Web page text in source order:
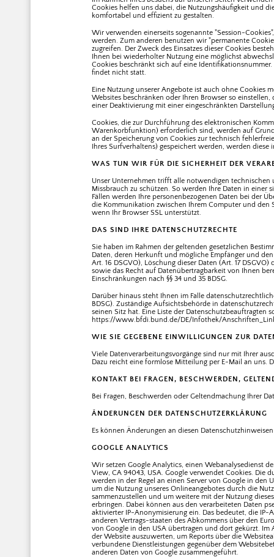
Cookies helfen uns dabei, die Nutzungshäufigkeit und
komfortabel und effizient zu gestalten.
Wir verwenden einerseits sogenannte "Session-
werden. Zum anderen benutzen wir "permanente
zugreifen. Der Zweck des Einsatzes dieser Cookies
Ihnen bei wiederholter Nutzung eine möglichst
Cookies beschränkt sich auf eine
findet nicht statt.
Eine Nutzung unserer Angebote ist auch ohne Cookies
Websites beschränken oder Ihren Browser so
einer Deaktivierung mit einer eingeschränkten
Cookies, die zur Durchführung des elektronischen
Warenkorbfunktion) erforderlich sind, werden auf
an der Speicherung von Cookies zur technisch
Ihres Surfverhaltens) gespeichert werden, werden
WAS TUN WIR FÜR DIE SICHERHEIT DER
Unser Unternehmen trifft alle notwendigen technischen
Missbrauch zu schützen. So werden Ihre Daten in
Fällen werden Ihre personenbezogenen Daten bei der
die Kommunikation zwischen Ihrem Computer und den
wenn Ihr Browser SSL unterstützt.
DAS SIND IHRE DATENSCHUTZRECHTE
Sie haben im Rahmen der geltenden gesetzlichen
Daten, deren Herkunft und mögliche Empfänger und
Art. 16 DSGVO), Löschung dieser Daten (Art. 17
sowie das Recht auf Datenübertragbarkeit von Ihnen
Einschränkungen nach §§ 34 und 35 BDSG.
Darüber hinaus steht Ihnen im Falle
BDSG). Zuständige Aufsichtsbehörde in
seinen Sitz hat. Eine Liste der
https://www.bfdi.bund.de/DE/Infothek/
WIE SIE GEGEBENE EINWILLIGUNGEN ZUR
Viele Datenverarbeitungsvorgänge sind nur mit Ihrer
Dazu reicht eine formlose Mitteilung per E-Mail an
KONTAKT BEI FRAGEN, BESCHWERDEN,
Bei Fragen, Beschwerden oder Geltendmachung Ihrer
ÄNDERUNGEN DER DATENSCHUTZERKLÄRUNG
Es können Änderungen an diesen
GOOGLE ANALYTICS
Wir setzen Google Analytics, einen Webanalysedienst
View, CA 94043, USA. Google verwendet Cookies. Die
werden in der Regel an einen Server von Google in
um die Nutzung unseres Onlineangebotes durch die
sammenzustellen und um weitere mit der Nutzung
erbringen. Dabei können aus den verarbeiteten Daten
aktivierter IP-Anonymisierung ein. Das bedeutet, die
anderen Vertrags-staaten des Abkommens über den
von Google in den USA übertragen und dort gekürzt.
der Website auszuwerten, um Reports über die
verbundene Dienstleistungen gegenüber dem
anderen Daten von Google zusammengeführt.